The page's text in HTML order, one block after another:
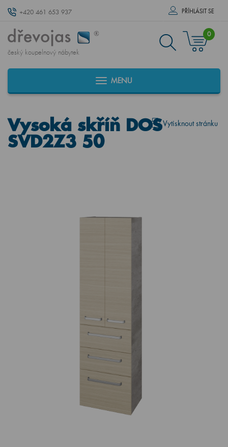
+420 461 653 937 PŘÍHLÁSIT SE
český koupelnový nábytek
0
MENU
Vytisknout stránku
Vysoká skříň DOS
SVD2Z3 50